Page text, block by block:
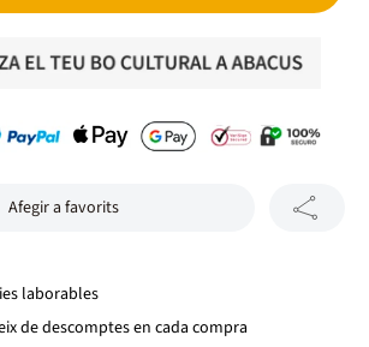
Afegir a favorits
laborables
de descomptes en cada compra